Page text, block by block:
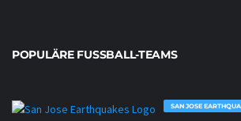
POPULÄRE FUSSBALL-TEAMS
SAN JOSE